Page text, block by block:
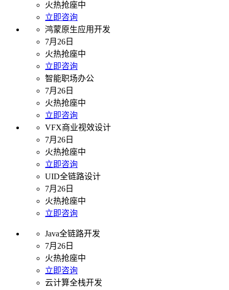
火热抢座中
立即咨询
鸿蒙原生应用开发
7月26日
火热抢座中
立即咨询
智能职场办公
7月26日
火热抢座中
立即咨询
VFX商业视效设计
7月26日
火热抢座中
立即咨询
UID全链路设计
7月26日
火热抢座中
立即咨询
Java全链路开发
7月26日
火热抢座中
立即咨询
云计算全栈开发